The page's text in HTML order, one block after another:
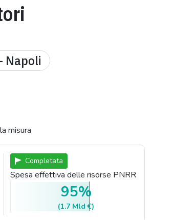
Napoli
misura
Completata
Spesa effettiva delle risorse PNRR
95%
(1.7 Mld €)